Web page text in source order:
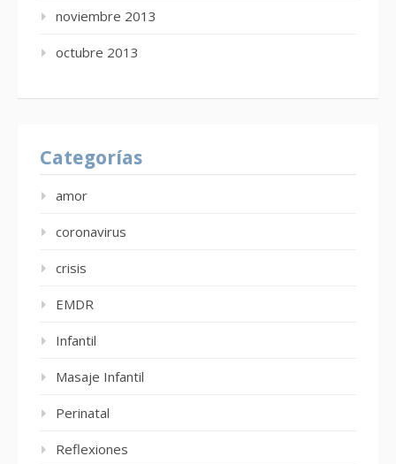
noviembre 2013
octubre 2013
Categorías
amor
coronavirus
crisis
EMDR
Infantil
Masaje Infantil
Perinatal
Reflexiones